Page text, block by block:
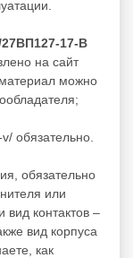
17-В
на сайт
можно
обязательно.
обязательно
или
контактов –
вид корпуса
как